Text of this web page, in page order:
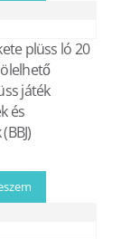
plüss ló 20
játék
és